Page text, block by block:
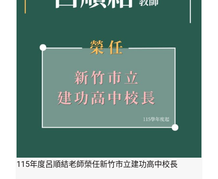
115年度呂順結老師榮任新竹市立建功高中校長